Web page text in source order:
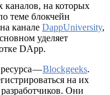
каналов, на которых
теме блокчейн
канале DappUniversity,
уделяет
DApp.
—Blockgeeks.
на их
Они